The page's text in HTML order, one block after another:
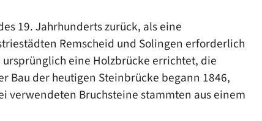
19. Jahrhunderts zurück, als eine
Remscheid und Solingen erforderlich
eine Holzbrücke errichtet, die
Bau der heutigen Steinbrücke begann 1846,
verwendeten Bruchsteine stammten aus einem